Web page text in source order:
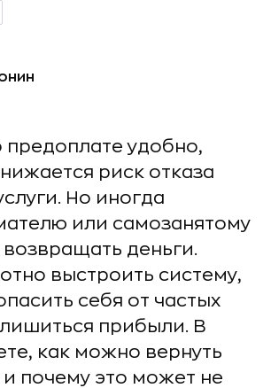
предоплате удобно,
риск отказа
Но иногда
или самозанятому
деньги.
выстроить систему,
себя от частых
прибыли. В
как можно вернуть
и почему это может не